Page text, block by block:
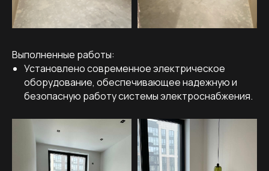
Выполненные работы:
Установлено современное электрическое
оборудование, обеспечивающее надежную и
безопасную работу системы электроснабжения.